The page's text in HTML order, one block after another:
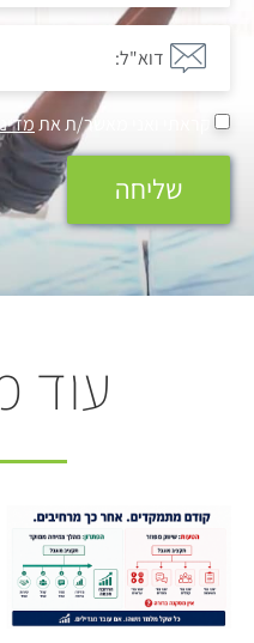
קראתי ואני מאשר/ת את
שליחה
עוד